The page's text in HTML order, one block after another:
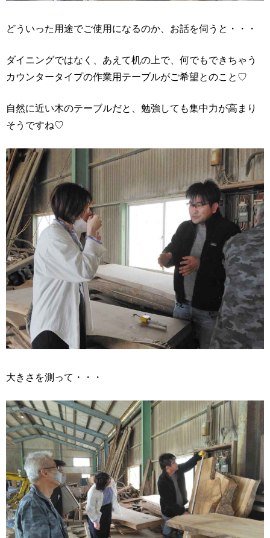
どういった用途でご使用になるのか、お話を伺うと・・・
ダイニングではなく、あえて机の上で、何でもできちゃう
カウンタータイプの作業用テーブルがご希望とのこと♡
自然に近い木のテーブルだと、勉強しても集中力が高まり
そうですね♡
大きさを測って・・・